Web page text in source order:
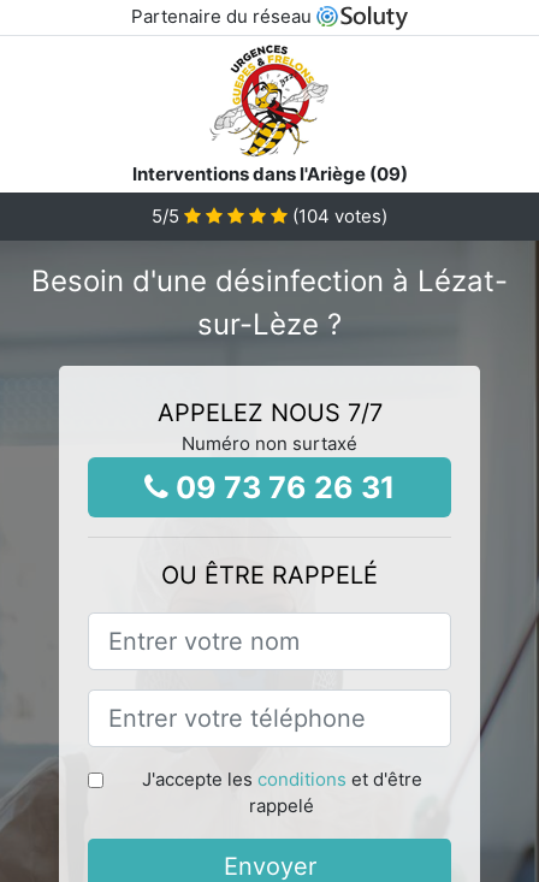
Partenaire du réseau
Interventions dans l'Ariège (09)
5/5 (104 votes)
Besoin d'une désinfection à Lézat-
sur-Lèze ?
APPELEZ NOUS 7/7
Numéro non surtaxé
09 73 76 26 31
OU ÊTRE RAPPELÉ
J'accepte les conditions et d'être
rappelé
Envoyer